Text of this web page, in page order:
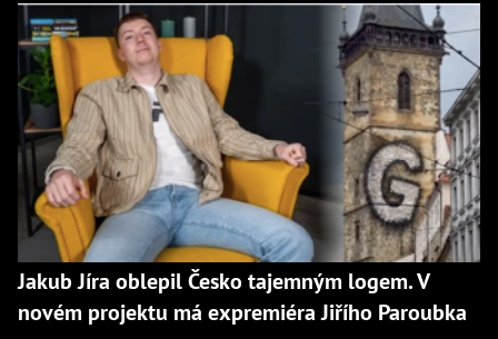
Jakub Jíra oblepil Česko tajemným logem. V
novém projektu má expremiéra Jiřího Paroubka